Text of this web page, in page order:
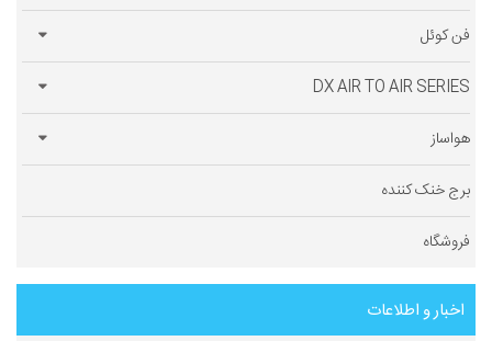
فن کوئل
DX AIR TO AIR SERIES
هواساز
برج خنک کننده
فروشگاه
اخبار و اطلاعات